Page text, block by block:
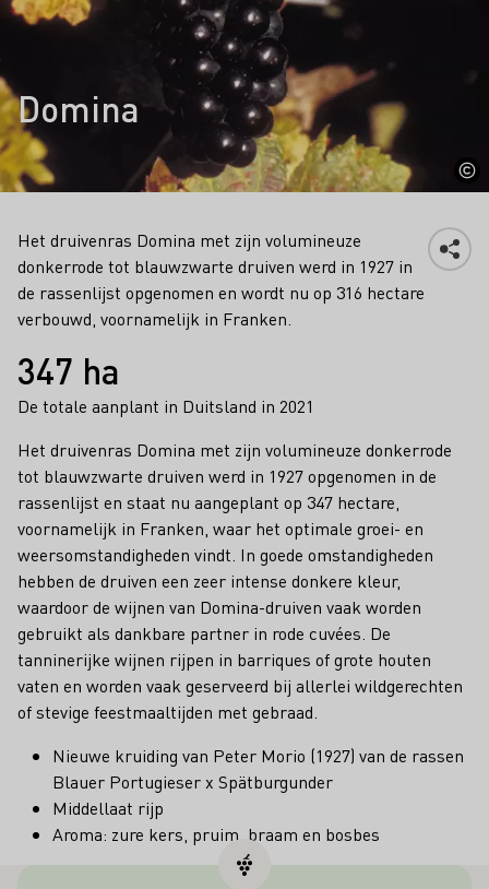
Domina
Het druivenras Domina met zijn volumineuze
donkerrode tot blauwzwarte druiven werd in 1927 in
de rassenlijst opgenomen en wordt nu op 316 hectare
verbouwd, voornamelijk in Franken.
Feiten
347 ha
De totale aanplant in Duitsland in 2021
Het druivenras Domina met zijn volumineuze donkerrode
tot blauwzwarte druiven werd in 1927 opgenomen in de
rassenlijst en staat nu aangeplant op 347 hectare,
voornamelijk in Franken, waar het optimale groei- en
weersomstandigheden vindt. In goede omstandigheden
hebben de druiven een zeer intense donkere kleur,
waardoor de wijnen van Domina-druiven vaak worden
gebruikt als dankbare partner in rode cuvées. De
tanninerijke wijnen rijpen in barriques of grote houten
vaten en worden vaak geserveerd bij allerlei wildgerechten
of stevige feestmaaltijden met gebraad.
Nieuwe kruiding van Peter Morio (1927) van de rassen
Blauer Portugieser x Spätburgunder
Middellaat rijp
Aroma: zure kers, pruim, braam en bosbes